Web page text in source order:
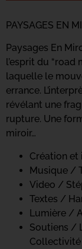
PAYSAGES EN
Paysages En
l’esprit du “road
laquelle le
errance.
révélant une
rupture. Une
miroir…
Création et
Musique /
Video /
Textes /
Lumière /
Soutiens /
Collectivité